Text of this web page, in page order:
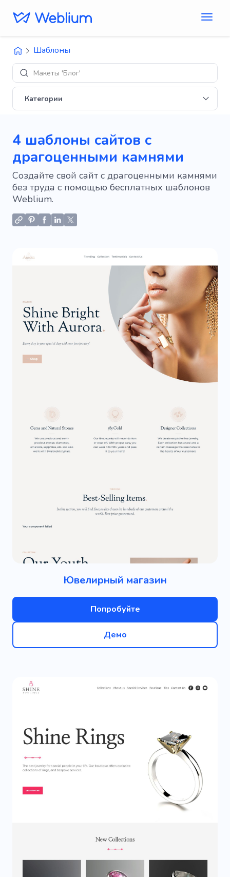
Шаблоны
Макеты 'Блог'
Категории
4 шаблоны сайтов с
драгоценными камнями
Создайте свой сайт с драгоценными камнями
без труда с помощью бесплатных шаблонов
Weblium.
Ювелирный магазин
Попробуйте
Демо